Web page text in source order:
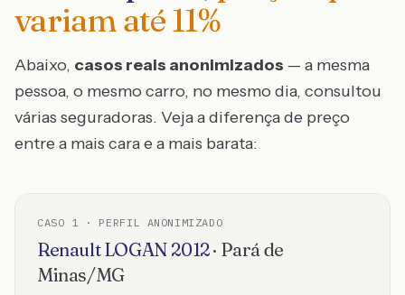
variam até11%
Abaixo, casos reais anonimizados — a mesma
pessoa, o mesmo carro, no mesmo dia, consultou
várias seguradoras. Veja a diferença de preço
entre a mais cara e a mais barata:
CASO 1 · PERFIL ANONIMIZADO
RenaultLOGAN 2012· Pará de
Minas/MG